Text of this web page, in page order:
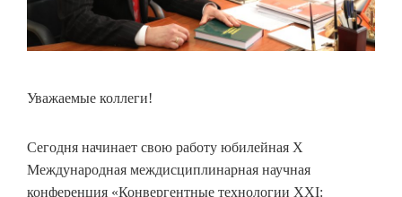
Уважаемые коллеги!
Сегодня начинает свою работу юбилейная X
Международная междисциплинарная научная
конференция «Конвергентные технологии ХХI: